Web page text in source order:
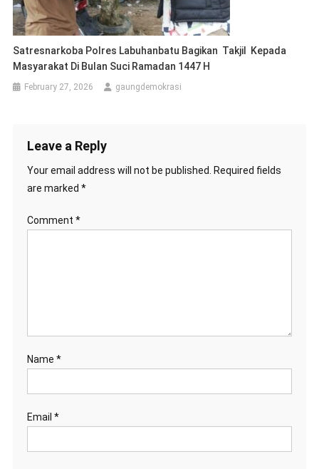
Satresnarkoba Polres Labuhanbatu Bagikan Takjil Kepada
Masyarakat Di Bulan Suci Ramadan 1447 H
February 27, 2026 gaungdemokrasi
Leave a Reply
Your email address will not be published. Required fields
are marked *
Comment *
Name *
Email *